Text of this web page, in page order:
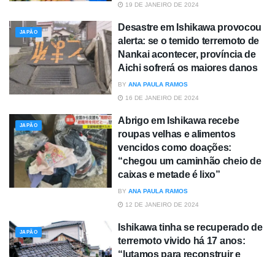
19 DE JANEIRO DE 2024
JAPÃO
Desastre em Ishikawa provocou
alerta: se o temido terremoto de
Nankai acontecer, província de
Aichi sofrerá os maiores danos
BY ANA PAULA RAMOS
16 DE JANEIRO DE 2024
JAPÃO
Abrigo em Ishikawa recebe
roupas velhas e alimentos
vencidos como doações:
“chegou um caminhão cheio de
caixas e metade é lixo”
BY ANA PAULA RAMOS
12 DE JANEIRO DE 2024
JAPÃO
Ishikawa tinha se recuperado de
terremoto vivido há 17 anos:
“lutamos para reconstruir e